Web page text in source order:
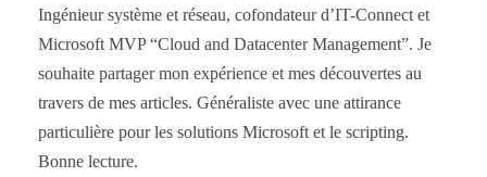
Ingénieur système et réseau, cofondateur d’IT-Connect et
Microsoft MVP “Cloud and Datacenter Management”. Je
souhaite partager mon expérience et mes découvertes au
travers de mes articles. Généraliste avec une attirance
particulière pour les solutions Microsoft et le scripting.
Bonne lecture.